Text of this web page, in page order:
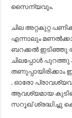
സൈന്യവും.
ചില അറ്റകുറ്റ
എന്നാലും
ബറക്കൽ ഇടിഞ്ഞു
ചിലപ്പോൾ
. ഓരോ
ആവശ്യമായ
സറൂഖ്‌ ശ്രദ്ധിച്ചു